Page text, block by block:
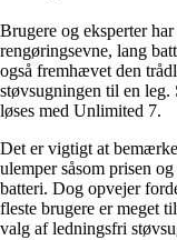
Brugere og eksperter
rengøringsevne, lang
også fremhævet den
støvsugningen til en
løses med Unlimited 7.
Det er vigtigt at
ulemper såsom prisen
batteri. Dog opvejer
fleste brugere er meget
valg af ledningsfri